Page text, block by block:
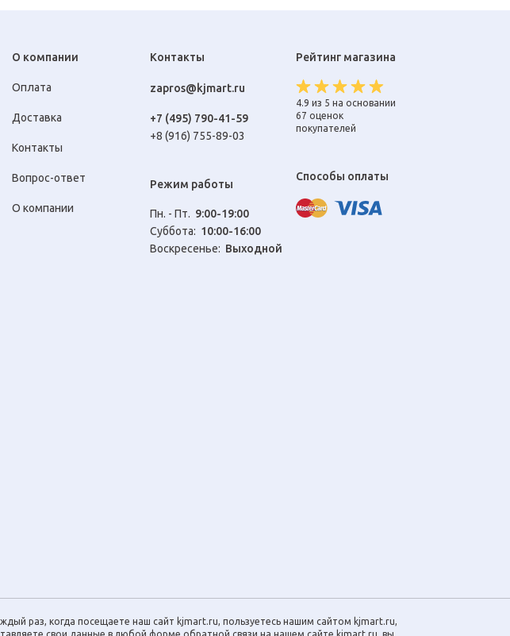
О компании
Оплата
Доставка
Контакты
Вопрос-ответ
О компании
Контакты
zapros@kjmart.ru
+7 (495) 790-41-59
+8 (916) 755-89-03
Режим работы
Пн. - Пт. 9:00-19:00
Cуббота: 10:00-16:00
Воскресенье: Выходной
Рейтинг магазина
4.9 из 5 на основании
67 оценок
покупателей
Способы оплаты
раз, когда посещаете наш сайт kjmart.ru, пользуетесь нашим сайтом kjmart.ru,